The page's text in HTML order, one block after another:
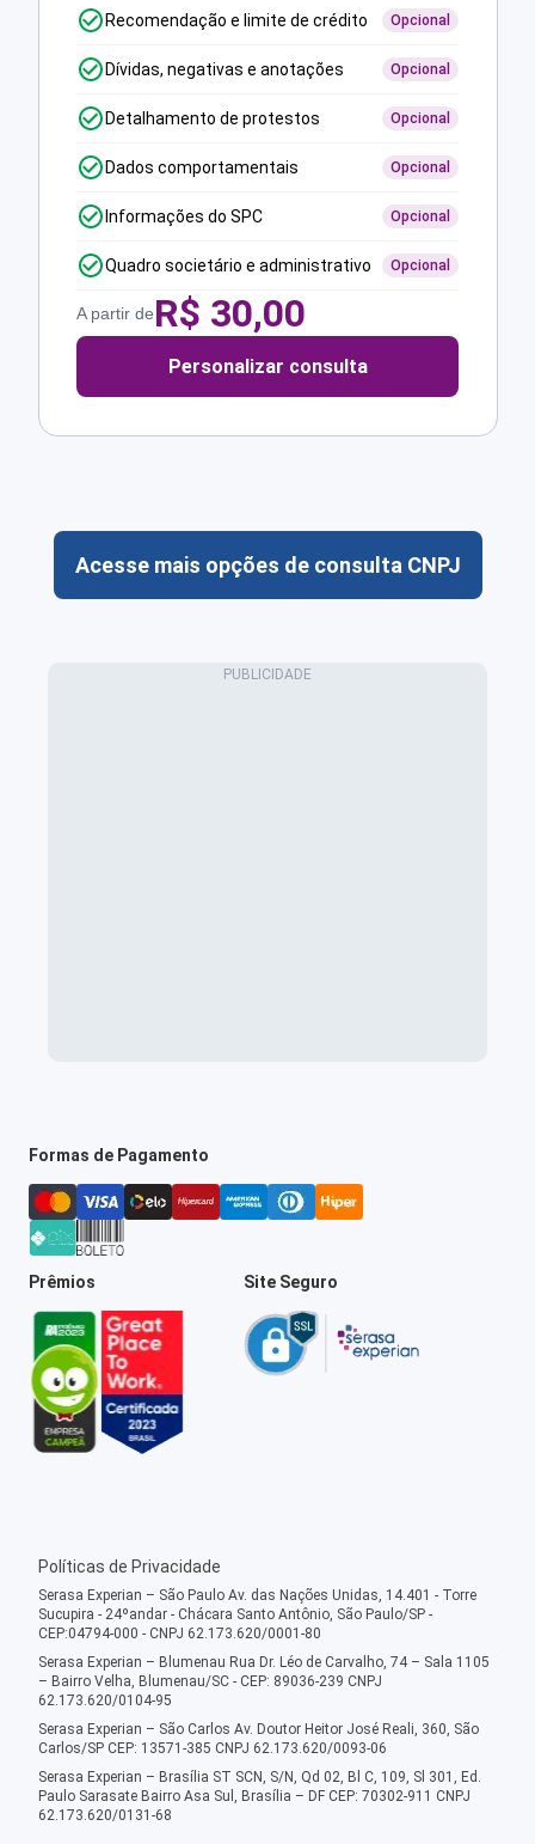
Recomendação e limite de crédito Opcional
Dívidas, negativas e anotações Opcional
Detalhamento de protestos Opcional
Dados comportamentais Opcional
Informações do SPC Opcional
Quadro societário e administrativo Opcional
A partir deR$ 30,00
Personalizar consulta
Acesse mais opções de consulta CNPJ
Formas de Pagamento
Prêmios Site Seguro
Políticas de Privacidade
Serasa Experian – São Paulo Av. das Nações Unidas, 14.401 - Torre
Sucupira - 24ºandar - Chácara Santo Antônio, São Paulo/SP -
CEP:04794-000 - CNPJ 62.173.620/0001-80
Serasa Experian – Blumenau Rua Dr. Léo de Carvalho, 74 – Sala 1105
– Bairro Velha, Blumenau/SC - CEP: 89036-239 CNPJ
62.173.620/0104-95
Serasa Experian – São Carlos Av. Doutor Heitor José Reali, 360, São
Carlos/SP CEP: 13571-385 CNPJ 62.173.620/0093-06
Serasa Experian – Brasília ST SCN, S/N, Qd 02, Bl C, 109, Sl 301, Ed.
Paulo Sarasate Bairro Asa Sul, Brasília – DF CEP: 70302-911 CNPJ
62.173.620/0131-68